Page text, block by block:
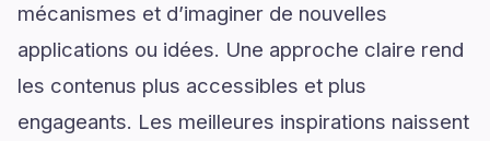
mécanismes et d’imaginer de nouvelles
applications ou idées. Une approche claire rend
les contenus plus accessibles et plus
engageants. Les meilleures inspirations naissent